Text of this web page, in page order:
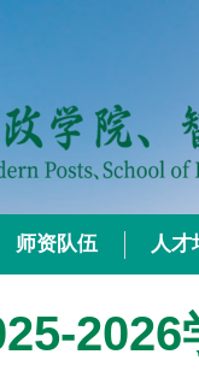
师资队伍 人才